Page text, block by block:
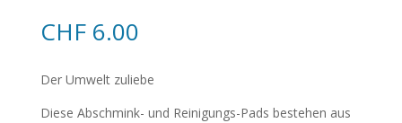
CHF6.00
Der Umwelt zuliebe
Diese Abschmink- und Reinigungs-Pads bestehen aus